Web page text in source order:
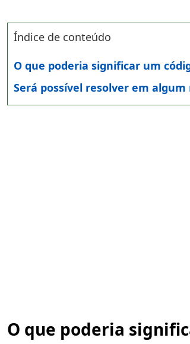
Índice de conteúdo
O que poderia significar um
Será possível resolver em
O que poderia